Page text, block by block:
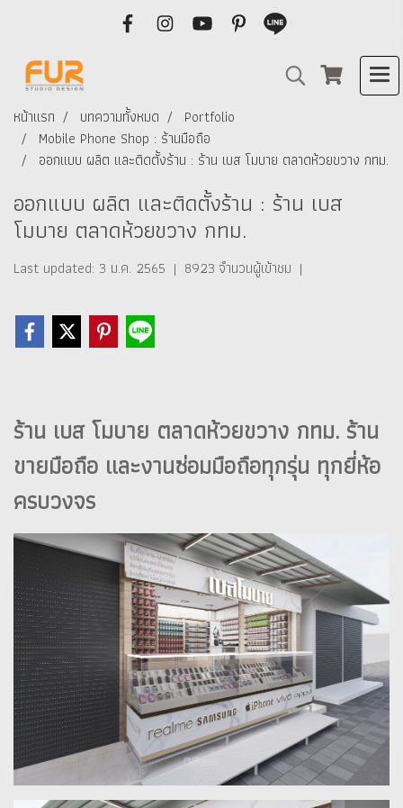
หน้าแรก บทความทั้งหมด
Portfolio
Mobile Phone Shop : ร้านมือถือ
ออกแบบ ผลิต และติดตั้งร้าน : ร้าน เบส โมบาย ตลาดห้วยขวาง กทม.
ออกแบบ ผลิต และติดตั้งร้าน : ร้าน เบส
โมบาย ตลาดห้วยขวาง กทม.
Last updated: 3 ม.ค. 2565 | 8923 จำนวนผู้เข้าชม |
ร้าน เบส โมบาย ตลาดห้วยขวาง กทม. ร้าน
ขายมือถือ และงานซ่อมมือถือทุกรุ่น ทุกยี่ห้อ
ครบวงจร